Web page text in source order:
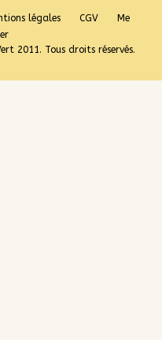
légales CGV
Me
2011. Tous droits réservés.